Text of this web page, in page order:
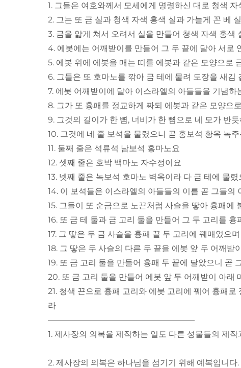
1. 그들은 여호와께서 모세에게 명령하신 대로 청색
2. 그는 또 금 실과 청색 자색 홍색 실과 가늘게 꼰 베
3. 금을 얇게 쳐서 오려서 실을 만들어 청색 자색 홍색
4. 에봇에는 어깨받이를 만들어 그 두 끝에 달아 서로
5. 에봇 위에 에봇을 매는 띠를 에봇과 같은 모양으로
6. 그들은 또 호마노를 깎아 금 테에 물려 도장을 새
7. 에봇 어깨받이에 달아 이스라엘의 아들들을 기념
8. 그가 또 흉패를 정교하게 짜되 에봇과 같은 모양으
9. 그것의 길이가 한 뼘, 너비가 한 뼘으로 네 모가 반
10. 그것에 네 줄 보석을 물렸으니 곧 홍보석 황옥 녹
11. 둘째 줄은 석류석 남보석 홍마노요
12. 셋째 줄은 호박 백마노 자수정이요
13. 넷째 줄은 녹보석 호마노 벽옥이라 다 금 테에 물렸
14. 이 보석들은 이스라엘의 아들들의 이름 곧 그들
15. 그들이 또 순금으로 노끈처럼 사슬을 땋아 흉패에
16. 또 금 테 둘과 금 고리 둘을 만들어 그 두 고리를 흉
17. 그 땋은 두 금 사슬을 흉패 끝 두 고리에 꿰매었으며
18. 그 땋은 두 사슬의 다른 두 끝을 에봇 앞 두 어깨받
19. 또 금 고리 둘을 만들어 흉패 두 끝에 달았으니 곧
20. 또 금 고리 둘을 만들어 에봇 앞 두 어깨받이 아래
21. 청색 끈으로 흉패 고리와 에봇 고리에 꿰어 흉패
라
——————————————————
1. 제사장의 의복을 제작하는 일도 다른 성물들의 제
2. 제사장의 의복은 하나님을 섬기기 위해 예복입니